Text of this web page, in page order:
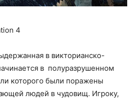
4
в викторианско-
в полуразрушенном
которого были поражены
людей в чудовищ. Игроку,